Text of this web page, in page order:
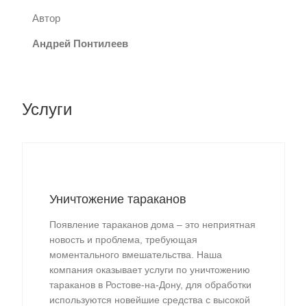
Автор
Андрей Понтилеев
Услуги
Уничтожение тараканов
Появление тараканов дома – это неприятная
новость и проблема, требующая
моментального вмешательства. Наша
компания оказывает услуги по уничтожению
тараканов в Ростове-на-Дону, для обработки
используются новейшие средства с высокой